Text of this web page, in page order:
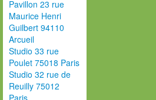
Pavillon 23 rue
Maurice Henri
Guilbert 94110
Arcueil
Studio 33 rue
Poulet 75018 Paris
Studio 32 rue de
Reuilly 75012
Paris